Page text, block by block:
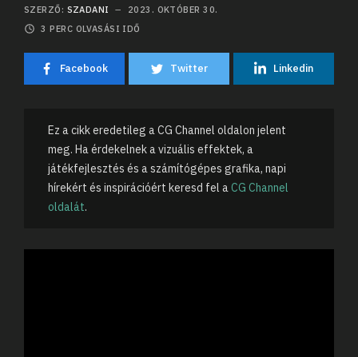
SZERZŐ: SZADANI
2023. OKTÓBER 30.
3 PERC OLVASÁSI IDŐ
Facebook Twitter Linkedin
Ez a cikk eredetileg a CG Channel oldalon jelent
meg. Ha érdekelnek a vizuális effektek, a
játékfejlesztés és a számítógépes grafika, napi
hírekért és inspirációért keresd fel aCG Channel
oldalát.